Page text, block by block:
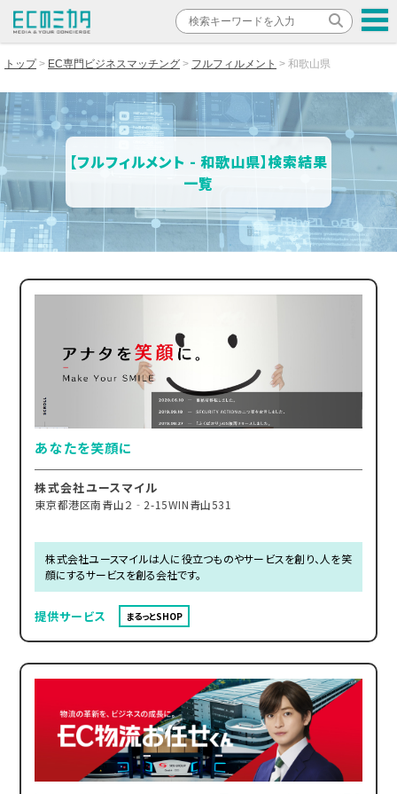
トップ EC専門ビジネスマッチング フルフィルメント 和歌山県
【フルフィルメント - 和歌山県】検索結果
一覧
あなたを笑顔に
株式会社ユースマイル
東京都港区南青山２‐2-15WIN青山531
株式会社ユースマイルは人に役立つものやサービスを創り、人を笑
顔にするサービスを創る会社です。
提供サービス まるっとSHOP